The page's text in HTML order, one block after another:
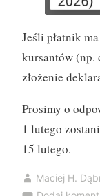
Jeśli płatnik
kursantów (np.
złożenie
Prosimy o
1 lutego
15 lutego.
Maciej H.